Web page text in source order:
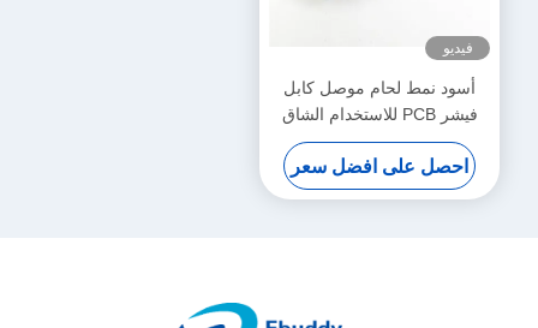
فيديو
أسود نمط لحام موصل كابل
فيشر PCB للاستخدام الشاق
احصل على افضل سعر